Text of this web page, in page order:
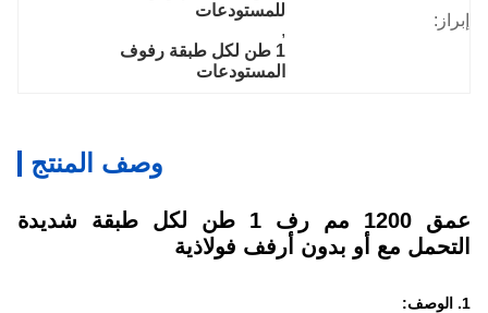
إبراز:
للمستودعات
,
1 طن لكل طبقة رفوف
المستودعات
وصف المنتج
عمق 1200 مم رف 1 طن لكل طبقة شديدة
التحمل مع أو بدون أرفف فولاذية
1. الوصف: